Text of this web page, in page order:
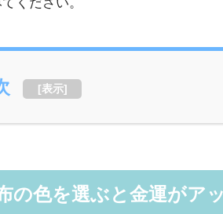
[表示]
の色を選ぶと金運がア